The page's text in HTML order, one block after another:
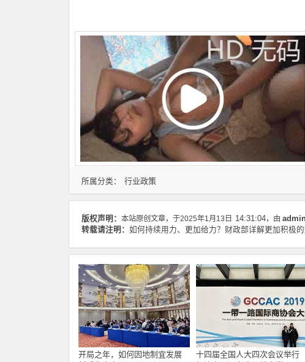
所属分类： 行业政策
版权声明： 本站原创文章，于2025年1月13日 14:31:04，由
转载请注明： 如何持续用力、更加给力？财政部详解更加积极
开局之年，如何因地制宜发展
十四届全国人大四次会议举行